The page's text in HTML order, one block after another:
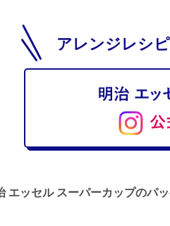
アレンジレシ
エッセル スーパーカップのパ